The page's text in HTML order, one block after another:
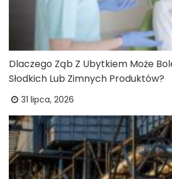
Dlaczego Ząb Z Ubytkiem Może
Słodkich Lub Zimnych Produktów?
31 lipca, 2026